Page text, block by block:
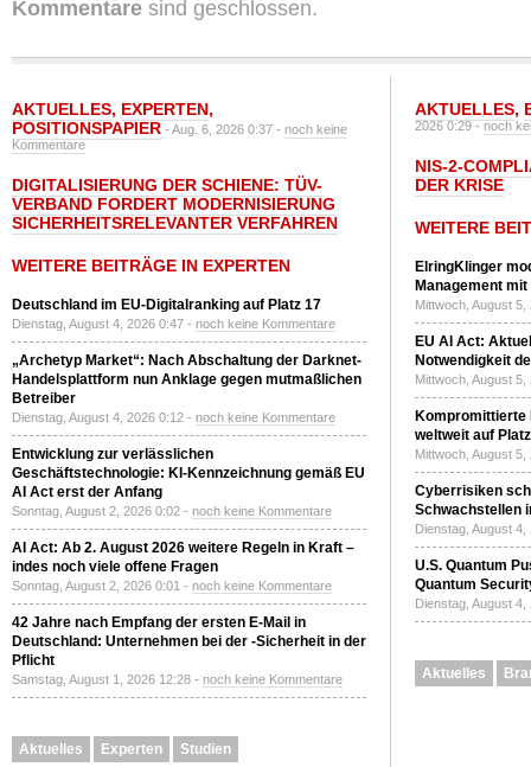
Kommentare sind geschlossen.
AKTUELLES, EXPERTEN,
POSITIONSPAPIER - Aug. 6, 2026 0:37 - noch keine
Kommentare
DIGITALISIERUNG DER SCHIENE: TÜV-
VERBAND FORDERT MODERNISIERUNG
SICHERHEITSRELEVANTER VERFAHREN
WEITERE BEITRÄGE IN EXPERTEN
Deutschland im EU-Digitalranking auf Platz 17
Dienstag, August 4, 2026 0:47 - noch keine Kommentare
„Archetyp Market“: Nach Abschaltung der Darknet-
Handelsplattform nun Anklage gegen mutmaßlichen
Betreiber
Dienstag, August 4, 2026 0:12 - noch keine Kommentare
Entwicklung zur verlässlichen
Geschäftstechnologie: KI-Kennzeichnung gemäß EU
AI Act erst der Anfang
Sonntag, August 2, 2026 0:02 - noch keine Kommentare
AI Act: Ab 2. August 2026 weitere Regeln in Kraft –
indes noch viele offene Fragen
Sonntag, August 2, 2026 0:01 - noch keine Kommentare
42 Jahre nach Empfang der ersten E-Mail in
Deutschland: Unternehmen bei der -Sicherheit in der
Pflicht
Samstag, August 1, 2026 12:28 - noch keine Kommentare
Aktuelles Experten Studien
AKTUELLES,
2026 0:29 -noch
NIS-2-
DER KRISE
WEITERE
ElringKlinger
Management
Mittwoch, August
EU AI Act:
Notwendigkeit
Mittwoch, August
Kompromittierte
weltweit auf
Mittwoch, August
Cyberrisiken
Schwachstellen
Dienstag, August
U.S. Quantum
Quantum
Dienstag, August
Aktuelles